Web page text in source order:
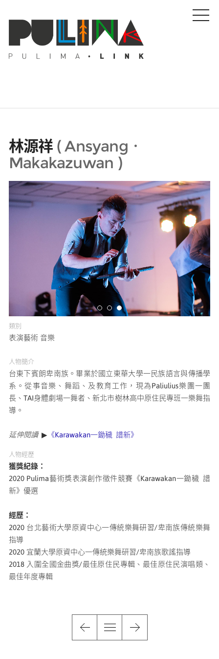
藝壇人物
Pulima藝術獎
原住民族文化藝術補助成果專區
展演櫥窗
林源祥 (Ansyang．
Makakazuwan )
類別
表演藝術 音樂
人物簡介
台東下賓朗卑南族。畢業於國立東華大學一民族語言與傳播學
系。從事音樂、舞蹈、及教育工作，現為Paliulius樂團一團
長、TAI身體劇場一舞者、新北市樹林高中原住民專班一樂舞指
導。
延伸閱讀 ▶ 《Karawakan一鋤穢 譜新》
人物經歷
獲獎紀錄：
2020 Pulima藝術獎表演創作徵件競賽《Karawakan一鋤穢 譜
新》優選
經歷：
2020 台北藝術大學原資中心一傳統樂舞研習/卑南族傳統樂舞
指導
2020 宜蘭大學原資中心一傳統樂舞研習/卑南族歌謠指導
2018 入圍全國金曲獎/最佳原住民專輯、最佳原住民演唱類、
最佳年度專輯